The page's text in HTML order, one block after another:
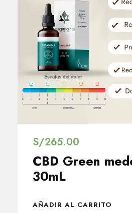
S/265.00
CBD Green
30mL
AÑADIR AL CARRITO